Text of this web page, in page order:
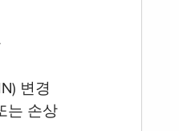
변경
는 손상